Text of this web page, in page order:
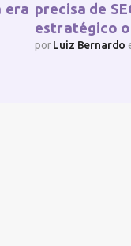
era precisa de
estratégico
porLuiz Bernardo